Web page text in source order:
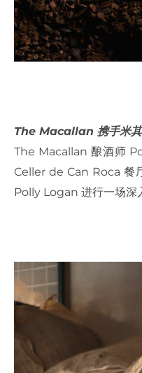
The Macallan 携手米其
The Macallan 酿酒师
Celler de Can Roca 餐
Polly Logan 进行一场深